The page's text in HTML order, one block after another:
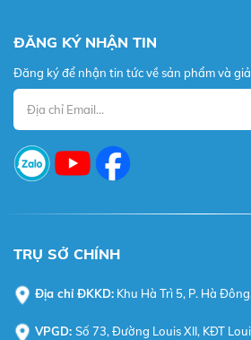
ĐĂNG KÝ NHẬN TIN
Đăng ký để nhận tin tức về sản phẩm và
TRỤ SỞ CHÍNH
Địa chỉ ĐKKD: Khu Hà Trì 5, P. Hà
VPGD: Số 73, Đường Louis XII, KĐT